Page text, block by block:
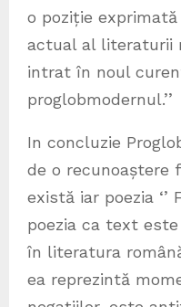
o poziție
actual al literaturii
intrat în noul
proglobmodernul.’’
In concluzie
de o recunoaștere
există iar poezia ‘’
poezia ca text
în literatura
ea reprezintă